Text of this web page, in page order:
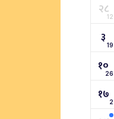
२८12
३ 19
१०26
१७2